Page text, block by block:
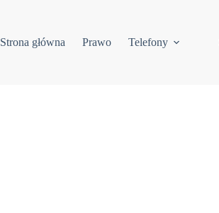
Strona główna Prawo Telefony